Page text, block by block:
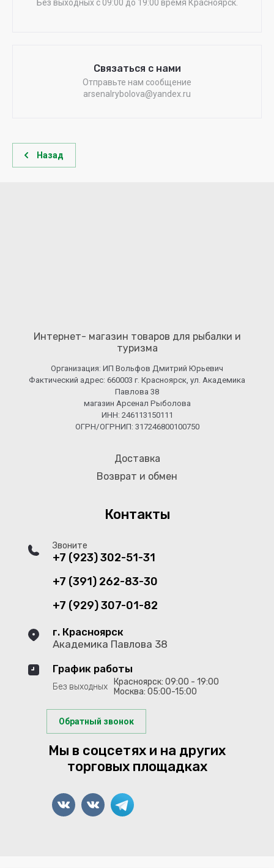
Без выходных c 09:00 до 19:00 время Красноярск.
Связаться с нами
Отправьте нам сообщение
arsenalrybolova@yandex.ru
Назад
Интернет- магазин товаров для рыбалки и
туризма
Организация: ИП Вольфов Дмитрий Юрьевич
Фактический адрес: 660003 г. Красноярск, ул. Академика
Павлова 38
магазин Арсенал Рыболова
ИНН: 246113150111
ОГРН/ОГРНИП: 317246800100750
Доставка
Возврат и обмен
Контакты
Звоните
+7 (923) 302-51-31
+7 (391) 262-83-30
+7 (929) 307-01-82
г. Красноярск
Академика Павлова 38
График работы
Без выходных
Красноярск: 09:00 - 19:00
Москва: 05:00-15:00
Обратный звонок
Мы в соцсетях и на других
торговых площадках